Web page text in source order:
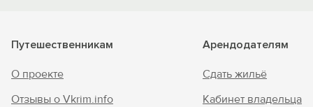
Добавить свой объект
Путешественникам
О проекте
Отзывы о Vkrim.info
Арендодателям
Сдать жильё
Кабинет владельца
Зарегистрироваться